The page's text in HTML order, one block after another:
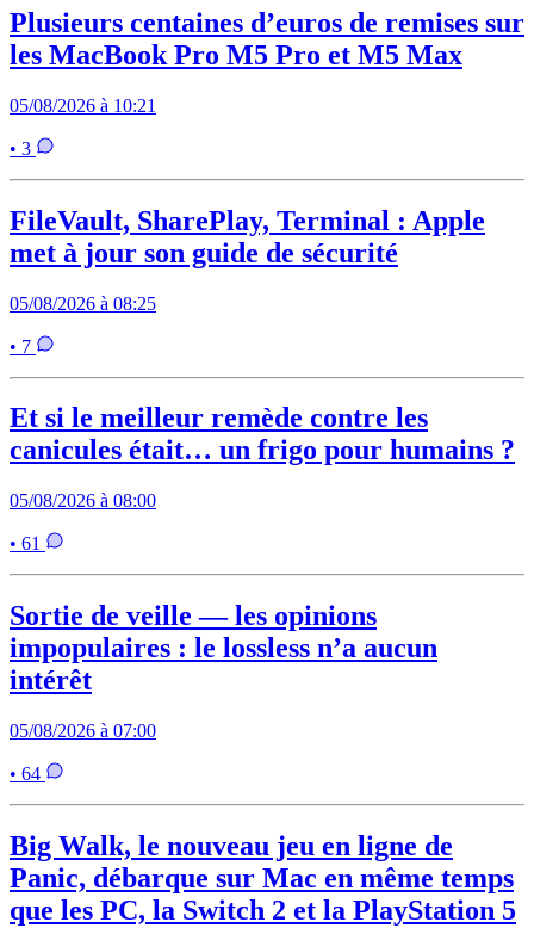
Plusieurs centaines d’euros de remises sur
les MacBook Pro M5 Pro et M5 Max
05/08/2026 à 10:21
• 3
FileVault, SharePlay, Terminal : Apple
met à jour son guide de sécurité
05/08/2026 à 08:25
• 7
Et si le meilleur remède contre les
canicules était… un frigo pour humains ?
05/08/2026 à 08:00
• 61
Sortie de veille — les opinions
impopulaires : le lossless n’a aucun
intérêt
05/08/2026 à 07:00
• 64
Big Walk, le nouveau jeu en ligne de
Panic, débarque sur Mac en même temps
que les PC, la Switch 2 et la PlayStation 5